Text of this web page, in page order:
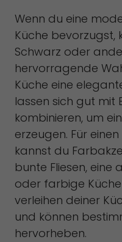
Wenn du eine
Küche bevorzugst,
Schwarz oder
hervorragende
Küche eine
lassen sich gut mit
kombinieren, um
erzeugen. Für
kannst du
bunte Fliesen,
oder farbige
verleihen deiner
und können
hervorheben.